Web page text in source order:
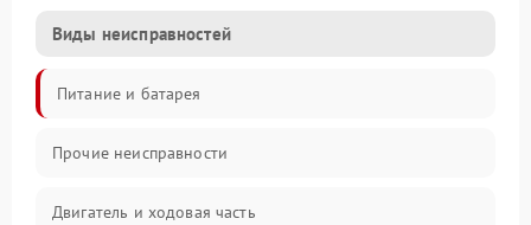
Виды неисправностей
Питание и батарея
Прочие неисправности
Двигатель и ходовая часть